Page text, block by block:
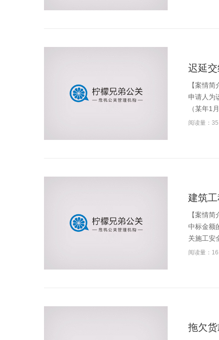
迟延
【案情
申请人为
（某年1
阅读量：35
建筑
【案情
中标金额
关施工安
阅读量：16
拖欠